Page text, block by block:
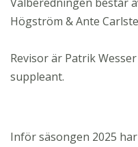
Högström & Ante
Revisor är Patrik
suppleant.
Inför säsongen 2025